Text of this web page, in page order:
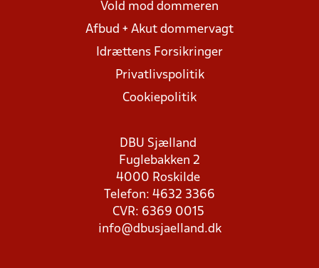
Vold mod dommeren
Afbud + Akut dommervagt
Idrættens Forsikringer
Privatlivspolitik
Cookiepolitik
DBU Sjælland
Fuglebakken 2
4000 Roskilde
Telefon: 4632 3366
CVR: 6369 0015
info@dbusjaelland.dk